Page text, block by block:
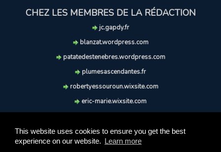
This website uses cookies to ensure you get the best
experience on our website. Learn more
CHEZ LES MEMBRES DE LA RÉDACTION
jc.gapdy.fr
blanzat.wordpress.com
patatedestenebres.wordpress.com
plumesascendantes.fr
robertyessouroun.wixsite.com
eric-marie.wixsite.com
soufflereve.blogspot.com